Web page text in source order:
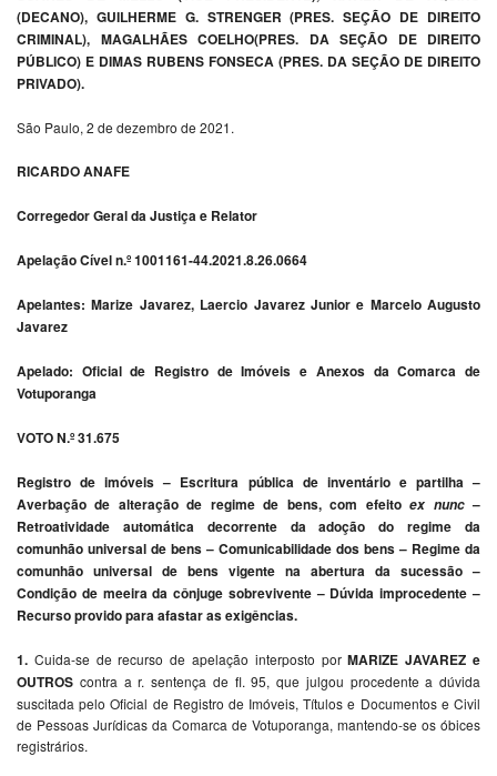
(DECANO), GUILHERME G. STRENGER (PRES. SEÇÃO DE DIREITO
CRIMINAL), MAGALHÃES COELHO(PRES. DA SEÇÃO DE DIREITO
PÚBLICO) E DIMAS RUBENS FONSECA (PRES. DA SEÇÃO DE DIREITO
PRIVADO).
São Paulo, 2 de dezembro de 2021.
RICARDO ANAFE
Corregedor Geral da Justiça e Relator
Apelação Cível n.º 1001161-44.2021.8.26.0664
Apelantes: Marize Javarez, Laercio Javarez Junior e Marcelo Augusto
Javarez
Apelado: Oficial de Registro de Imóveis e Anexos da Comarca de
Votuporanga
VOTO N.º 31.675
Registro de imóveis – Escritura pública de inventário e partilha –
Averbação de alteração de regime de bens, com efeitoex nunc–
Retroatividade automática decorrente da adoção do regime da
comunhão universal de bens – Comunicabilidade dos bens – Regime da
comunhão universal de bens vigente na abertura da sucessão –
Condição de meeira da cônjuge sobrevivente – Dúvida improcedente –
Recurso provido para afastar as exigências.
1. Cuida-se de recurso de apelação interposto porMARIZE JAVAREZ e
OUTROS contra a r. sentença de fl. 95, que julgou procedente a dúvida
suscitada pelo Oficial de Registro de Imóveis, Títulos e Documentos e Civil
de Pessoas Jurídicas da Comarca de Votuporanga, mantendo-se os óbices
registrários.